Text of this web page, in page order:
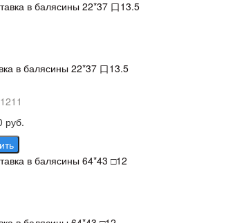
в балясины 22*37 口13.5
руб.